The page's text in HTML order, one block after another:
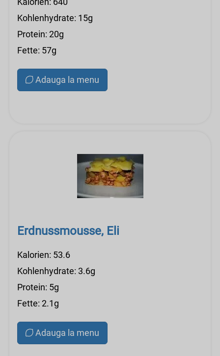
Kohlenhydrate: 15g
Protein: 20g
Fette: 57g
Adauga la menu
Erdnussmousse, Eli
Kalorien: 53.6
Kohlenhydrate: 3.6g
Protein: 5g
Fette: 2.1g
Adauga la menu